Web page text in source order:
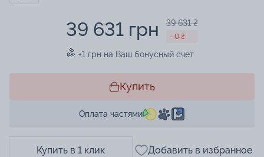
39 631 грн 39 631 ₴
- 0 ₴
+1 грн на Ваш бонусный счет
Купить
Оплата частями
Купить в 1 клик Добавить в избранное